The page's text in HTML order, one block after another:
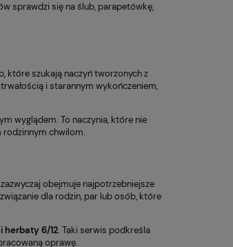
sprawdzi się na ślub, parapetówkę,
które szukają naczyń tworzonych z
i starannym wykończeniem,
wyglądem. To naczynia, które nie
rodzinnym chwilom.
obejmuje najpotrzebniejsze
dla rodzin, par lub osób, które
herbaty 6/12. Taki serwis podkreśla
oprawę.